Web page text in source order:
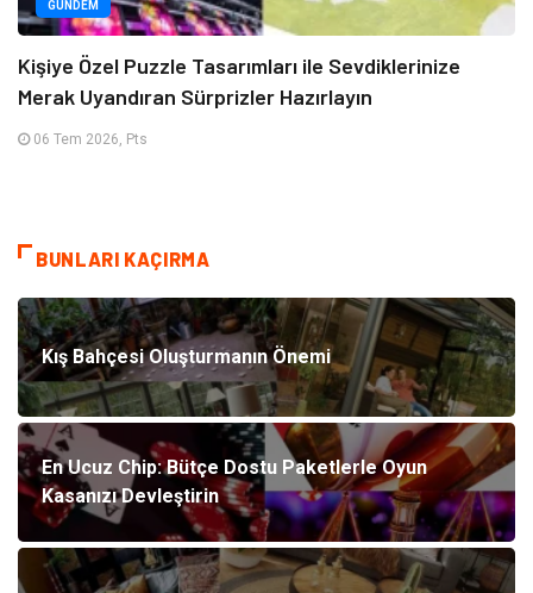
GÜNDEM
Kişiye Özel Puzzle Tasarımları ile Sevdiklerinize
Merak Uyandıran Sürprizler Hazırlayın
06 Tem 2026, Pts
BUNLARI KAÇIRMA
Kış Bahçesi Oluşturmanın Önemi
En Ucuz Chip: Bütçe Dostu Paketlerle Oyun
Kasanızı Devleştirin